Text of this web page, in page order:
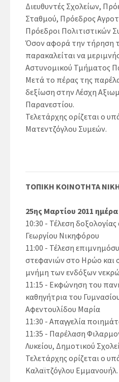
Διευθυντές Σχολείων,
Σταθμού, Πρόεδρος
Πρόεδροι Πολιτιστικών
Όσον αφορά την τήρηση
παρακαλείται να
Αστυνομικού Τμήματος
Μετά το πέρας της
δεξίωση στην Λέσχη
Παρανεστίου.
Τελετάρχης ορίζεται ο
Ματεντζόγλου Συμεών.
ΤΟΠΙΚΗ ΚΟΙΝΟΤΗΤΑ
25ης Μαρτίου 2011
10:30 - Τέλεση
Γεωργίου Νικηφόρου
11:00 - Τέλεση
στεφανιών στο Ηρώο και
μνήμη των ενδόξων
11:15 - Εκφώνηση του
καθηγήτρια του
Αφεντουλίδου Μαρία
11:30 - Απαγγελία
11:35 - Παρέλαση
Λυκείου, Δημοτικού
Τελετάρχης ορίζεται ο
Καλαϊτζόγλου Εμμανουήλ.